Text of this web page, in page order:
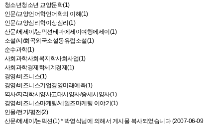
청소년청소년 교양문학(1)
인문/교양언어학언어학의 이해(1)
인문/교양심리학이상심리(1)
산문/에세이/논픽션테마에세이여행에세이(1)
소설/시/희곡외국소설동유럽소설(1)
순수과학(1)
사회과학사회복지학사회사업(1)
사회과학경제학세계경제(1)
경영/비즈니스(1)
경영/비즈니스기업경영미래예측(1)
역사/지리학서양사고대서양사/중세서양사(1)
경영/비즈니스마케팅/세일즈마케팅 이야기(1)
인물/전기/평전(2)
산문/에세이/논픽션(1) * 박영식님에 의해서 게시물 복사되었습니다 (2007-06-09